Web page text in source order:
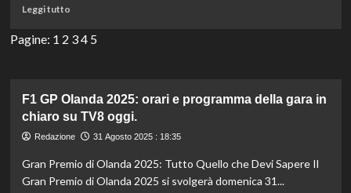
Leggi tuttoLeggi
più
Villa
Serena:
fissi
infermieri
e
Pagine: 1 2 34 5
F1 GP Olanda 2025: orari e programma della gara in
chiaro su TV8 oggi.
Redazione 31 Agosto 2025 : 18:35
Gran Premio di Olanda 2025: Tutto Quello che Devi Sapere Il
Gran Premio di Olanda 2025 si svolgerà domenica 31...